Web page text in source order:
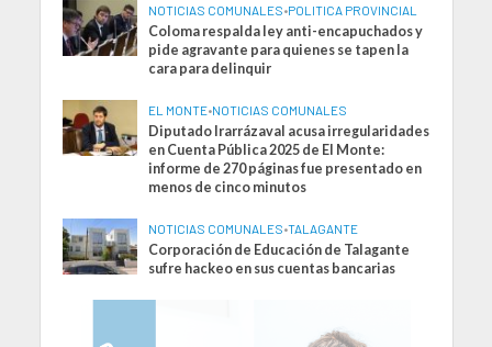
NOTICIAS COMUNALES•POLITICA PROVINCIAL
Coloma respalda ley anti-encapuchados y
pide agravante para quienes se tapen la
cara para delinquir
EL MONTE•NOTICIAS COMUNALES
Diputado Irarrázaval acusa irregularidades
en Cuenta Pública 2025 de El Monte:
informe de 270 páginas fue presentado en
menos de cinco minutos
NOTICIAS COMUNALES•TALAGANTE
Corporación de Educación de Talagante
sufre hackeo en sus cuentas bancarias